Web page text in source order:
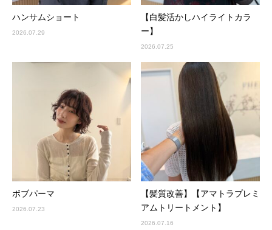
ハンサムショート
2026.07.29
【白髪活かしハイライトカラ
ー】
2026.07.25
ボブパーマ
2026.07.23
【髪質改善】【アマトラプレミ
アムトリートメント】
2026.07.16